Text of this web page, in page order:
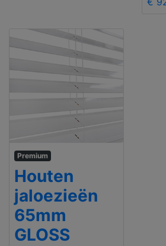
Premium
Houten
jaloezieën
65mm
GLOSS